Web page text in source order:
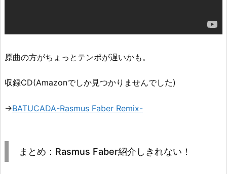
原曲の方がちょっとテンポが遅いかも。
収録CD(Amazonでしか見つかりませんでした)
→BATUCADA-Rasmus Faber Remix-
まとめ：Rasmus Faber紹介しきれない！